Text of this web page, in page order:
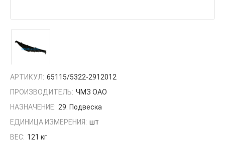
АРТИКУЛ: 65115/5322-2912012
ПРОИЗВОДИТЕЛЬ: ЧМЗ ОАО
НАЗНАЧЕНИЕ: 29. Подвеска
ЕДИНИЦА ИЗМЕРЕНИЯ: шт
ВЕС: 121 кг